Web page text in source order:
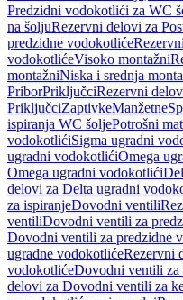
Predzidni vodokotlići za WC
na šoljuRezervni delovi za
predzidne vodokotliće
vodokotlićeVisoko montažni
montažniNiska i srednja
PriborPriključciRezervni
PriključciZaptivkeManžetne
ispiranja WC šoljePotrošni
vodokotlićiSigma ugradni
ugradni vodokotlićiOmega
Omega ugradni vodokotlići
delovi za Delta ugradni
za ispiranjeDovodni ventili
ventiliDovodni ventili za
Dovodni ventili za predzidne
ugradne vodokotlićeRezervni
vodokotlićeDovodni ventili za
delovi za Dovodni ventili za